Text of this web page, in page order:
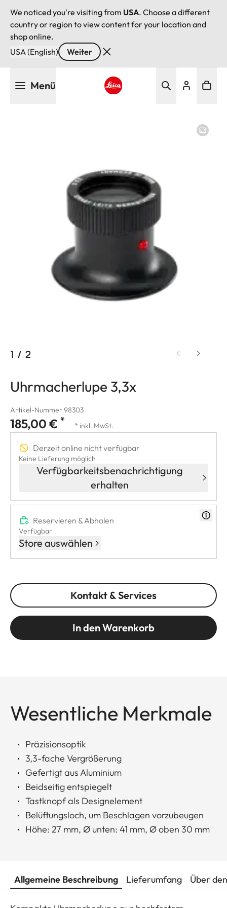
We noticed you're visiting from USA. Choose a different
country or region to view content for your location and
shop online.
USA (English)
Weiter
Menü
1 / 2
Uhrmacherlupe 3,3x
Artikel-Nummer 98303
185,00 € * * inkl. MwSt.
Derzeit online nicht verfügbar
Keine Lieferung möglich
Verfügbarkeitsbenachrichtigung
erhalten
Reservieren & Abholen
Verfügbar
Store auswählen
Kontakt & Services
In den Warenkorb
Wesentliche Merkmale
Präzisionsoptik
3,3-fache Vergrößerung
Gefertigt aus Aluminium
Beidseitig entspiegelt
Tastknopf als Designelement
Belüftungsloch, um Beschlagen vorzubeugen
Höhe: 27 mm, Ø unten: 41 mm, Ø oben 30 mm
Allgemeine Beschreibung Lieferumfang Über